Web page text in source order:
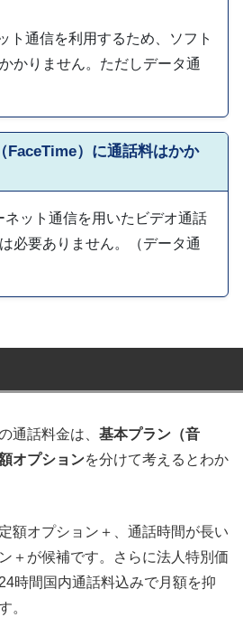
ト通信を利用するため、ソフト
かりません。ただしデータ通
FaceTime）に通話料はかか
ネット通信を用いたビデオ通話
必要ありません。（データ通
通話料金は、 基本プラン（音
オプションを分けて考えるとわか
額オプション＋、通話時間が長い
＋が候補です。さらに法人特別価
時間国内通話料込みで月額を抑
。